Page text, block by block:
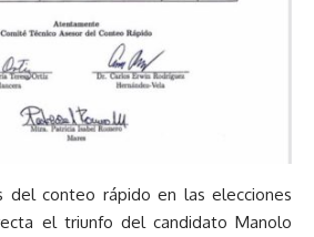
del conteo rápido en las elecciones
el triunfo del candidato Manolo